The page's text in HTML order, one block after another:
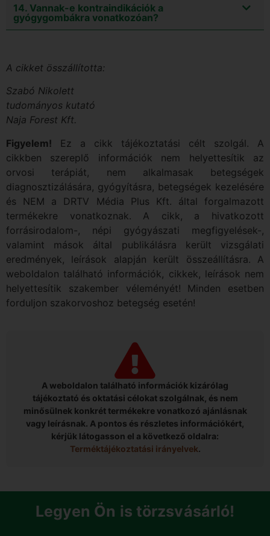
14. Vannak-e kontraindikációk a
gyógygombákra vonatkozóan?
A cikket összállította:
Szabó Nikolett
tudományos kutató
Naja Forest Kft.
Figyelem! Ez a cikk tájékoztatási célt szolgál. A
cikkben szereplő információk nem helyettesítik az
orvosi terápiát, nem alkalmasak betegségek
diagnosztizálására, gyógyításra, betegségek kezelésére
és NEM a DRTV Média Plus Kft. által forgalmazott
termékekre vonatkoznak. A cikk, a hivatkozott
forrásirodalom-, népi gyógyászati megfigyelések-,
valamint mások által publikálásra került vizsgálati
eredmények, leírások alapján került összeállításra. A
weboldalon található információk, cikkek, leírások nem
helyettesítik szakember véleményét! Minden esetben
forduljon szakorvoshoz betegség esetén!
A weboldalon található információk kizárólag
tájékoztató és oktatási célokat szolgálnak, és nem
minősülnek konkrét termékekre vonatkozó ajánlásnak
vagy leírásnak. A pontos és részletes információkért,
kérjük látogasson el a következő oldalra:
Terméktájékoztatási irányelvek.
Legyen Ön is törzsvásárló!